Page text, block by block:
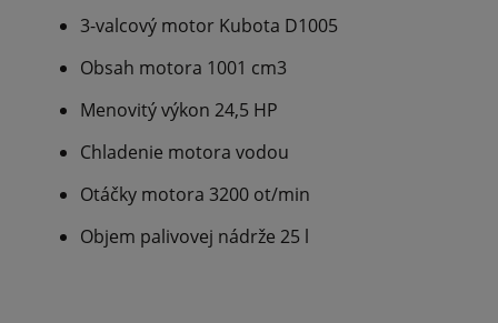
3-valcový motor Kubota D1005
Obsah motora 1001 cm3
Menovitý výkon 24,5 HP
Chladenie motora vodou
Otáčky motora 3200 ot/min
Objem palivovej nádrže 25 l